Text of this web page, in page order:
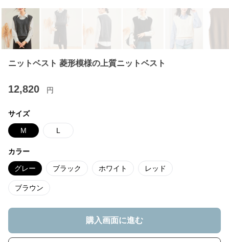
ニットベスト 菱形模様の上質ニットベスト
12,820 円
サイズ
M L
カラー
グレー ブラック ホワイト レッド
ブラウン
購入画面に進む